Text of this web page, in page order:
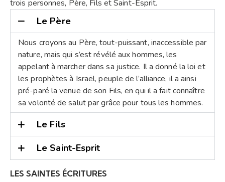
trois personnes, Père, Fils et Saint-Esprit.
Le Père
Nous croyons au Père, tout-puissant, inaccessible par
nature, mais qui s’est révélé aux hommes, les
appelant à marcher dans sa justice. Il a donné la loi et
les prophètes à Israël, peuple de l’alliance, il a ainsi
pré-paré la venue de son Fils, en qui il a fait connaître
sa volonté de salut par grâce pour tous les hommes.
Le Fils
Le Saint-Esprit
LES SAINTES ÉCRITURES